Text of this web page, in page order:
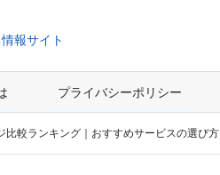
報サイト
プライバシーポリシー
比較ランキング｜おすすめサービスの選び方